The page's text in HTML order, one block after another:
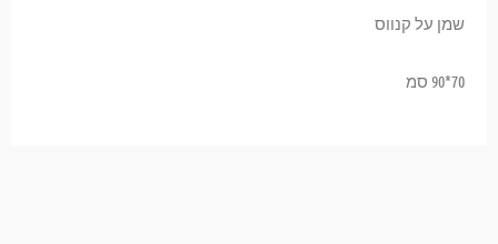
שמן על קנווס
70*90 סמ